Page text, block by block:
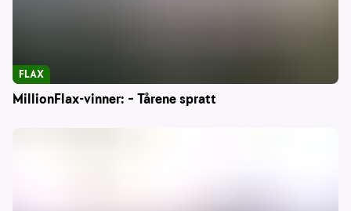
MillionFlax-vinner: – Tårene spratt
FLAX